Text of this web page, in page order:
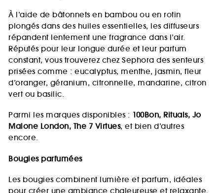
À l’aide de bâtonnets en bambou ou en rotin
plongés dans des huiles essentielles, les diffuseurs
répandent lentement une fragrance dans l’air.
Réputés pour leur longue durée et leur parfum
constant, vous trouverez chez Sephora des senteurs
prisées comme : eucalyptus, menthe, jasmin, fleur
d’oranger, géranium, citronnelle, mandarine, citron
vert ou basilic.
Parmi les marques disponibles : 100Bon, Rituals, Jo
Malone London, The 7 Virtues, et bien d’autres
encore.
Bougies parfumées
Les bougies combinent lumière et parfum, idéales
pour créer une ambiance chaleureuse et relaxante.